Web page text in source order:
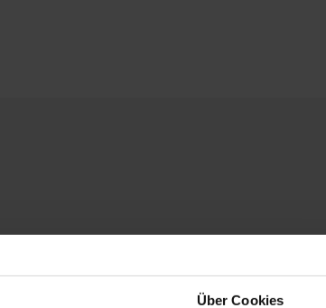
Über Cookies